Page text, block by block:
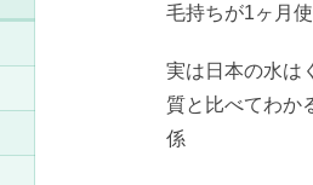
毛持ちが1ヶ月
実は日本の水は
質と比べてわか
係